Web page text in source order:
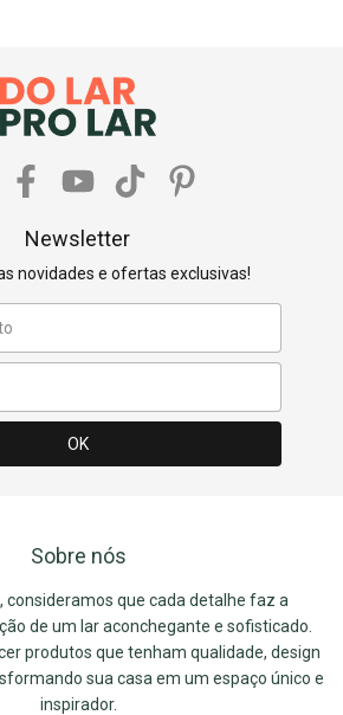
Newsletter
novidades e ofertas exclusivas!
Sobre nós
, consideramos que cada detalhe faz a
de um lar aconchegante e sofisticado.
produtos que tenham qualidade, design
sua casa em um espaço único e
inspirador.